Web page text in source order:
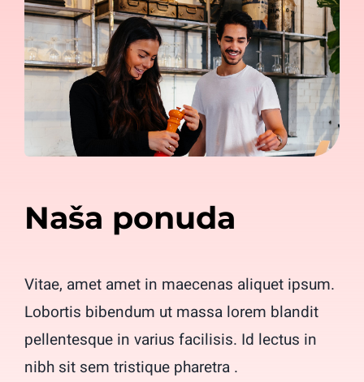
Naša ponuda
Vitae, amet amet in maecenas aliquet ipsum.
Lobortis bibendum ut massa lorem blandit
pellentesque in varius facilisis. Id lectus in
nibh sit sem tristique pharetra .